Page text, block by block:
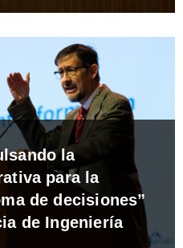
la
para la
de decisiones”
de Ingeniería